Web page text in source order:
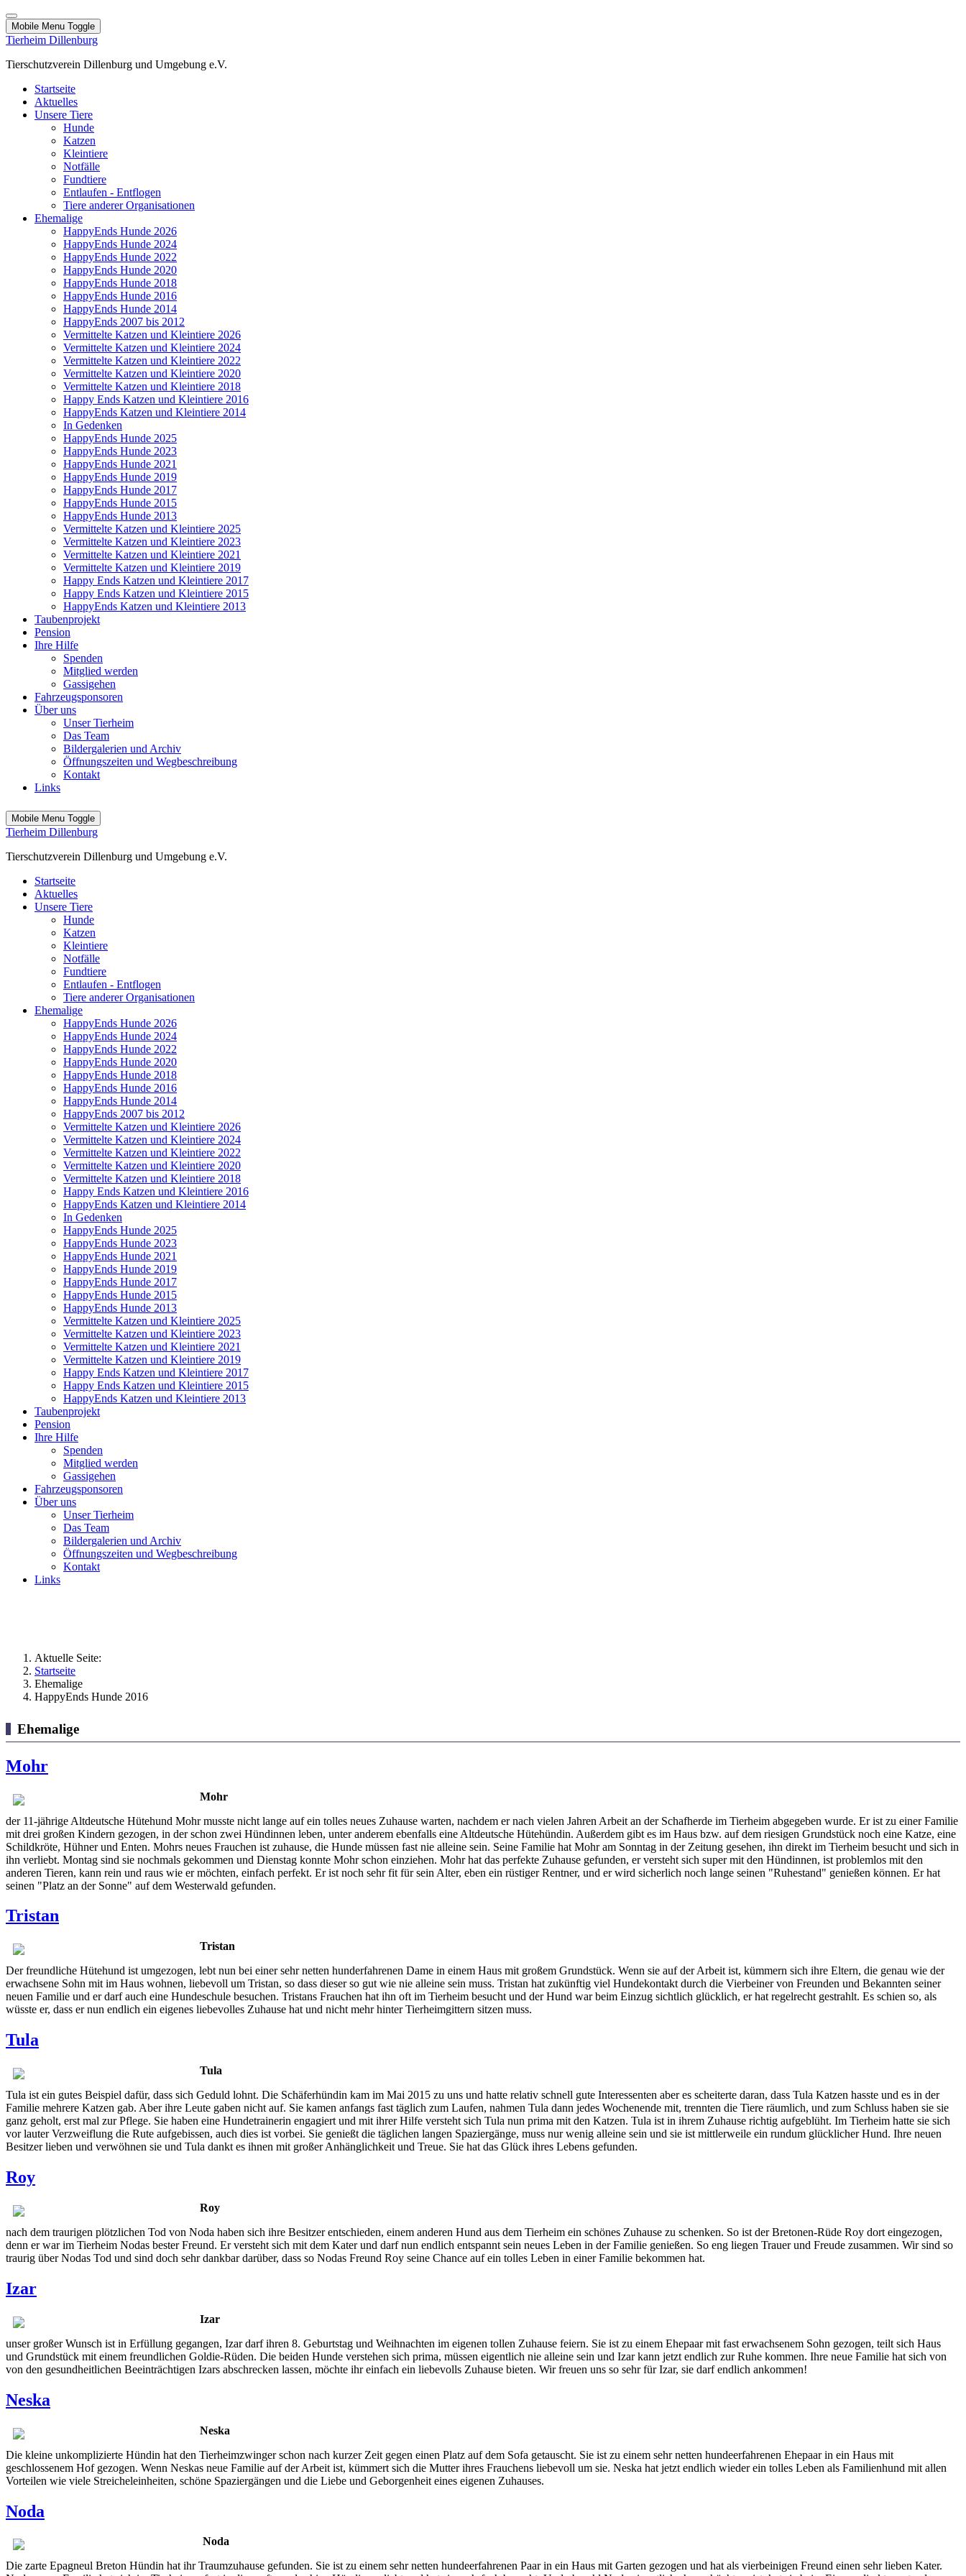
Mobile Menu Toggle
Tierheim Dillenburg
Tierschutzverein Dillenburg und Umgebung e.V.
Startseite
Aktuelles
Unsere Tiere
Hunde
Katzen
Kleintiere
Notfälle
Fundtiere
Entlaufen - Entflogen
Tiere anderer Organisationen
Ehemalige
HappyEnds Hunde 2026
HappyEnds Hunde 2024
HappyEnds Hunde 2022
HappyEnds Hunde 2020
HappyEnds Hunde 2018
HappyEnds Hunde 2016
HappyEnds Hunde 2014
HappyEnds 2007 bis 2012
Vermittelte Katzen und Kleintiere 2026
Vermittelte Katzen und Kleintiere 2024
Vermittelte Katzen und Kleintiere 2022
Vermittelte Katzen und Kleintiere 2020
Vermittelte Katzen und Kleintiere 2018
Happy Ends Katzen und Kleintiere 2016
HappyEnds Katzen und Kleintiere 2014
In Gedenken
HappyEnds Hunde 2025
HappyEnds Hunde 2023
HappyEnds Hunde 2021
HappyEnds Hunde 2019
HappyEnds Hunde 2017
HappyEnds Hunde 2015
HappyEnds Hunde 2013
Vermittelte Katzen und Kleintiere 2025
Vermittelte Katzen und Kleintiere 2023
Vermittelte Katzen und Kleintiere 2021
Vermittelte Katzen und Kleintiere 2019
Happy Ends Katzen und Kleintiere 2017
Happy Ends Katzen und Kleintiere 2015
HappyEnds Katzen und Kleintiere 2013
Taubenprojekt
Pension
Ihre Hilfe
Spenden
Mitglied werden
Gassigehen
Fahrzeugsponsoren
Über uns
Unser Tierheim
Das Team
Bildergalerien und Archiv
Öffnungszeiten und Wegbeschreibung
Kontakt
Links
Mobile Menu Toggle
Tierheim Dillenburg
Tierschutzverein Dillenburg und Umgebung e.V.
Startseite
Aktuelles
Unsere Tiere
Hunde
Katzen
Kleintiere
Notfälle
Fundtiere
Entlaufen - Entflogen
Tiere anderer Organisationen
Ehemalige
HappyEnds Hunde 2026
HappyEnds Hunde 2024
HappyEnds Hunde 2022
HappyEnds Hunde 2020
HappyEnds Hunde 2018
HappyEnds Hunde 2016
HappyEnds Hunde 2014
HappyEnds 2007 bis 2012
Vermittelte Katzen und Kleintiere 2026
Vermittelte Katzen und Kleintiere 2024
Vermittelte Katzen und Kleintiere 2022
Vermittelte Katzen und Kleintiere 2020
Vermittelte Katzen und Kleintiere 2018
Happy Ends Katzen und Kleintiere 2016
HappyEnds Katzen und Kleintiere 2014
In Gedenken
HappyEnds Hunde 2025
HappyEnds Hunde 2023
HappyEnds Hunde 2021
HappyEnds Hunde 2019
HappyEnds Hunde 2017
HappyEnds Hunde 2015
HappyEnds Hunde 2013
Vermittelte Katzen und Kleintiere 2025
Vermittelte Katzen und Kleintiere 2023
Vermittelte Katzen und Kleintiere 2021
Vermittelte Katzen und Kleintiere 2019
Happy Ends Katzen und Kleintiere 2017
Happy Ends Katzen und Kleintiere 2015
HappyEnds Katzen und Kleintiere 2013
Taubenprojekt
Pension
Ihre Hilfe
Spenden
Mitglied werden
Gassigehen
Fahrzeugsponsoren
Über uns
Unser Tierheim
Das Team
Bildergalerien und Archiv
Öffnungszeiten und Wegbeschreibung
Kontakt
Links
Aktuelle Seite:
Startseite
Ehemalige
HappyEnds Hunde 2016
Ehemalige
Mohr
Mohr
der 11-jährige Altdeutsche Hütehund Mohr musste nicht lange auf ein tolles neues Zuhause warten, nachdem er nach vielen Jahren Arbeit an der Schafherde im Tierheim abgegeben wurde. Er ist zu einer Familie
mit drei großen Kindern gezogen, in der schon zwei Hündinnen leben, unter anderem ebenfalls eine Altdeutsche Hütehündin. Außerdem gibt es im Haus bzw. auf dem riesigen Grundstück noch eine Katze, eine
Schildkröte, Hühner und Enten. Mohrs neues Frauchen ist zuhause, die Hunde müssen fast nie alleine sein. Seine Familie hat Mohr am Sonntag in der Zeitung gesehen, ihn direkt im Tierheim besucht und sich in
ihn verliebt. Montag sind sie nochmals gekommen und Dienstag konnte Mohr schon einziehen. Mohr hat das perfekte Zuhause gefunden, er versteht sich super mit den Hündinnen, ist problemlos mit den
anderen Tieren, kann rein und raus wie er möchten, einfach perfekt. Er ist noch sehr fit für sein Alter, eben ein rüstiger Rentner, und er wird sicherlich noch lange seinen "Ruhestand" genießen können. Er hat
seinen "Platz an der Sonne" auf dem Westerwald gefunden.
Tristan
Tristan
Der freundliche Hütehund ist umgezogen, lebt nun bei einer sehr netten hunderfahrenen Dame in einem Haus mit großem Grundstück. Wenn sie auf der Arbeit ist, kümmern sich ihre Eltern, die genau wie der
erwachsene Sohn mit im Haus wohnen, liebevoll um Tristan, so dass dieser so gut wie nie alleine sein muss. Tristan hat zukünftig viel Hundekontakt durch die Vierbeiner von Freunden und Bekannten seiner
neuen Familie und er darf auch eine Hundeschule besuchen. Tristans Frauchen hat ihn oft im Tierheim besucht und der Hund war beim Einzug sichtlich glücklich, er hat regelrecht gestrahlt. Es schien so, als
wüsste er, dass er nun endlich ein eigenes liebevolles Zuhause hat und nicht mehr hinter Tierheimgittern sitzen muss.
Tula
Tula
Tula ist ein gutes Beispiel dafür, dass sich Geduld lohnt. Die Schäferhündin kam im Mai 2015 zu uns und hatte relativ schnell gute Interessenten aber es scheiterte daran, dass Tula Katzen hasste und es in der
Familie mehrere Katzen gab. Aber ihre Leute gaben nicht auf. Sie kamen anfangs fast täglich zum Laufen, nahmen Tula dann jedes Wochenende mit, trennten die Tiere räumlich, und zum Schluss haben sie sie
ganz geholt, erst mal zur Pflege. Sie haben eine Hundetrainerin engagiert und mit ihrer Hilfe versteht sich Tula nun prima mit den Katzen. Tula ist in ihrem Zuhause richtig aufgeblüht. Im Tierheim hatte sie sich
vor lauter Verzweiflung die Rute aufgebissen, auch dies ist vorbei. Sie genießt die täglichen langen Spaziergänge, muss nur wenig alleine sein und sie ist mittlerweile ein rundum glücklicher Hund. Ihre neuen
Besitzer lieben und verwöhnen sie und Tula dankt es ihnen mit großer Anhänglichkeit und Treue. Sie hat das Glück ihres Lebens gefunden.
Roy
Roy
nach dem traurigen plötzlichen Tod von Noda haben sich ihre Besitzer entschieden, einem anderen Hund aus dem Tierheim ein schönes Zuhause zu schenken. So ist der Bretonen-Rüde Roy dort eingezogen,
denn er war im Tierheim Nodas bester Freund. Er versteht sich mit dem Kater und darf nun endlich entspannt sein neues Leben in der Familie genießen. So eng liegen Trauer und Freude zusammen. Wir sind so
traurig über Nodas Tod und sind doch sehr dankbar darüber, dass so Nodas Freund Roy seine Chance auf ein tolles Leben in einer Familie bekommen hat.
Izar
Izar
unser großer Wunsch ist in Erfüllung gegangen, Izar darf ihren 8. Geburtstag und Weihnachten im eigenen tollen Zuhause feiern. Sie ist zu einem Ehepaar mit fast erwachsenem Sohn gezogen, teilt sich Haus
und Grundstück mit einem freundlichen Goldie-Rüden. Die beiden Hunde verstehen sich prima, müssen eigentlich nie alleine sein und Izar kann jetzt endlich zur Ruhe kommen. Ihre neue Familie hat sich von
von den gesundheitlichen Beeinträchtigen Izars abschrecken lassen, möchte ihr einfach ein liebevolls Zuhause bieten. Wir freuen uns so sehr für Izar, sie darf endlich ankommen!
Neska
Neska
Die kleine unkomplizierte Hündin hat den Tierheimzwinger schon nach kurzer Zeit gegen einen Platz auf dem Sofa getauscht. Sie ist zu einem sehr netten hundeerfahrenen Ehepaar in ein Haus mit
geschlossenem Hof gezogen. Wenn Neskas neue Familie auf der Arbeit ist, kümmert sich die Mutter ihres Frauchens liebevoll um sie. Neska hat jetzt endlich wieder ein tolles Leben als Familienhund mit allen
Vorteilen wie viele Streicheleinheiten, schöne Spaziergängen und die Liebe und Geborgenheit eines eigenen Zuhauses.
Noda
Noda
Die zarte Epagneul Breton Hündin hat ihr Traumzuhause gefunden. Sie ist zu einem sehr netten hundeerfahrenen Paar in ein Haus mit Garten gezogen und hat als vierbeinigen Freund einen sehr lieben Kater.